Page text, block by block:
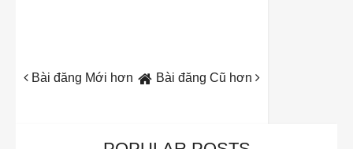
Bài đăng Mới hơn Bài đăng Cũ hơn